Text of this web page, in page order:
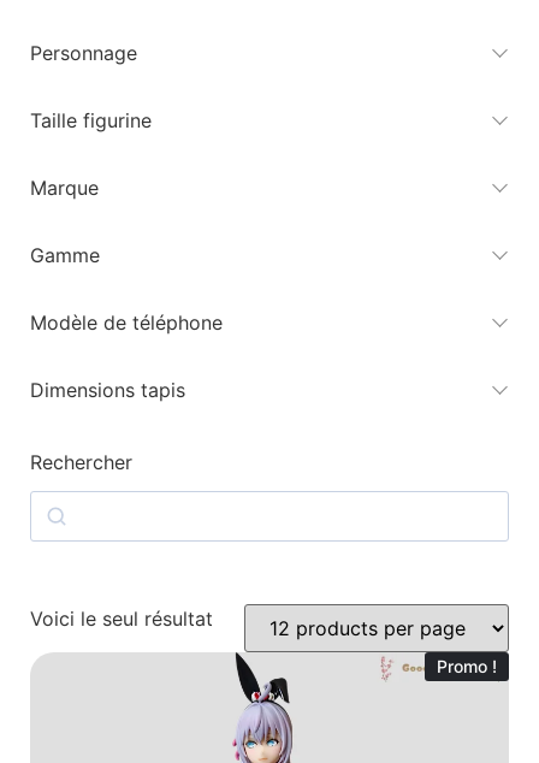
Personnage
Taille figurine
Marque
Gamme
Modèle de téléphone
Dimensions tapis
Rechercher
Voici le seul résultat
Promo !